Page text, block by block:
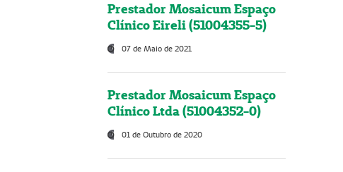
Prestador Mosaicum Espaço
Clínico Eireli (51004355-5)
07 de Maio de 2021
Prestador Mosaicum Espaço
Clínico Ltda (51004352-0)
01 de Outubro de 2020